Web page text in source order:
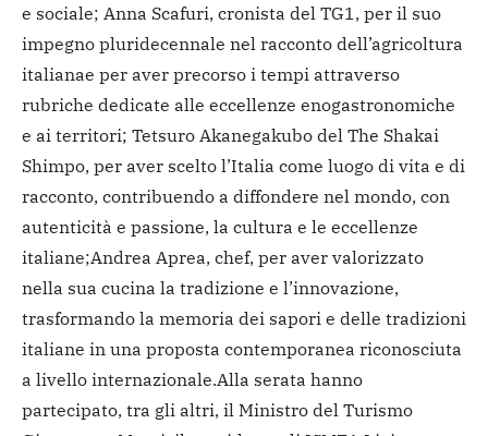
e sociale; Anna Scafuri, cronista del TG1, per il suo
impegno pluridecennale nel racconto dell’agricoltura
italianae per aver precorso i tempi attraverso
rubriche dedicate alle eccellenze enogastronomiche
e ai territori; Tetsuro Akanegakubo del The Shakai
Shimpo, per aver scelto l’Italia come luogo di vita e di
racconto, contribuendo a diffondere nel mondo, con
autenticità e passione, la cultura e le eccellenze
italiane;Andrea Aprea, chef, per aver valorizzato
nella sua cucina la tradizione e l’innovazione,
trasformando la memoria dei sapori e delle tradizioni
italiane in una proposta contemporanea riconosciuta
a livello internazionale.Alla serata hanno
partecipato, tra gli altri, il Ministro del Turismo